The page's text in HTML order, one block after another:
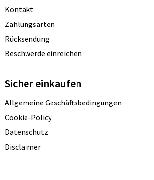
Kontakt
Zahlungsarten
Rücksendung
Beschwerde einreichen
Sicher einkaufen
Allgemeine Geschäftsbedingungen
Cookie-Policy
Datenschutz
Disclaimer